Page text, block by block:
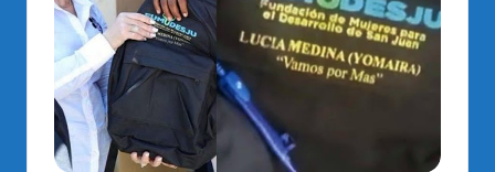
o
O